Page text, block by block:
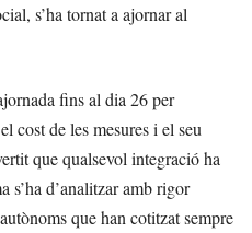
s’ha tornat a ajornar al
fins al dia 26 per
cost de les mesures i el seu
que qualsevol integració ha
d’analitzar amb rigor
que han cotitzat sempre